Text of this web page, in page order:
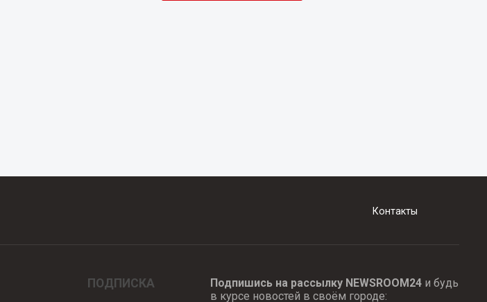
Контакты
ПОДПИСКА Подпишись на рассылку NEWSROOM24и будь
в курсе новостей в своём городе: